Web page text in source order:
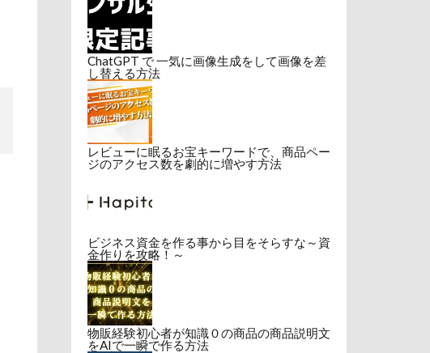
ChatGPT で 一気に画像生成をして画像を差
し替える方法
レビューに眠るお宝キーワードで、商品ペー
ジのアクセス数を劇的に増やす方法
ビジネス資金を作る事から目をそらすな～資
金作りを攻略！～
物販経験初心者が知識０の商品の商品説明文
をAIで一瞬で作る方法